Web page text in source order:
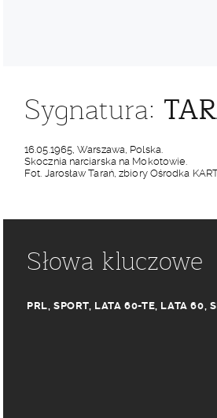
Sygnatura:
16.05.1965, Warszawa, Polska.
Skocznia narciarska na Mokotowie.
Fot. Jarosław Tarań, zbiory Ośrodka
Słowa kluczowe
PRL,SPORT, LATA 60-TE, LATA 60,